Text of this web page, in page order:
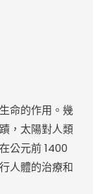
命的作用。幾
，太陽對人類
公元前 1400
人體的治療和